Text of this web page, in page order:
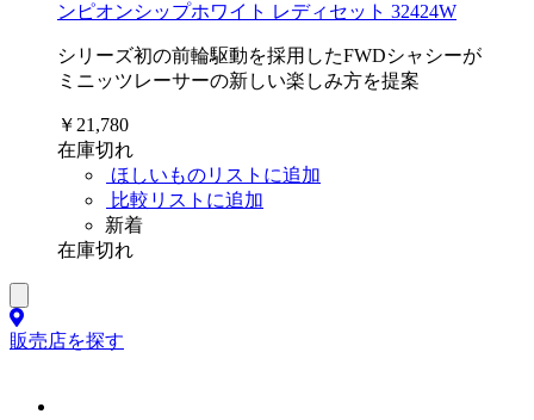
ンピオンシップホワイト レディセット 32424W
シリーズ初の前輪駆動を採用したFWDシャシーが
ミニッツレーサーの新しい楽しみ方を提案
￥21,780
在庫切れ
ほしいものリストに追加
比較リストに追加
新着
在庫切れ
販売店を探す